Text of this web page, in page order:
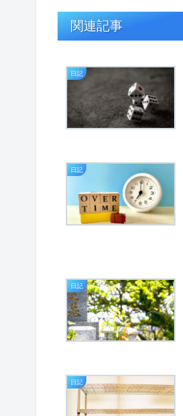
関連記事
日記
日記
日記
日記